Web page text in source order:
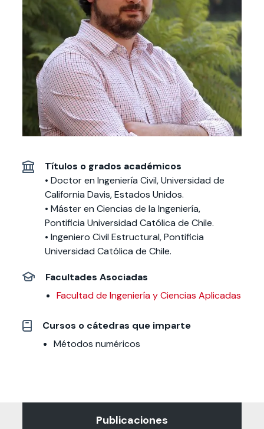
Especialidades y
estadías
Te puede
interesar:
International
students
Facultades
interesar:
2025
vinculación con la
sociedad
Extensión Cultural
Te puede interesar:Filantropía y Donaciones
intercambio
Servicios y apoyos
Te puede
interesar:
Explora el campus
Uandes
Noticias
estudiantiles
Títulos o grados académicos
• Doctor en Ingeniería Civil, Universidad de
California Davis, Estados Unidos.
• Máster en Ciencias de la Ingeniería,
Pontificia Universidad Católica de Chile.
• Ingeniero Civil Estructural, Pontificia
Universidad Católica de Chile.
Facultades Asociadas
Facultad de Ingeniería y Ciencias Aplicadas
Cursos o cátedras que imparte
Métodos numéricos
Publicaciones